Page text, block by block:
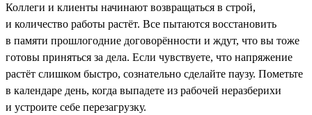
Коллеги и клиенты начинают возвращаться в строй,
и количество работы растёт. Все пытаются восстановить
в памяти прошлогодние договорённости и ждут, что вы тоже
готовы приняться за дела. Если чувствуете, что напряжение
растёт слишком быстро, сознательно сделайте паузу. Пометьте
в календаре день, когда выпадете из рабочей неразберихи
и устроите себе перезагрузку.